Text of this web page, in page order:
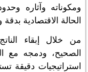
ومكوناته وآثاره
الحالة الاقتصادية
من خلال إبقاء
الصحيح، ودمجه مع
استراتيجيات دقيقة